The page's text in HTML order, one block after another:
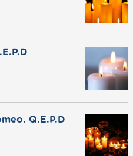
Q.E.P.D